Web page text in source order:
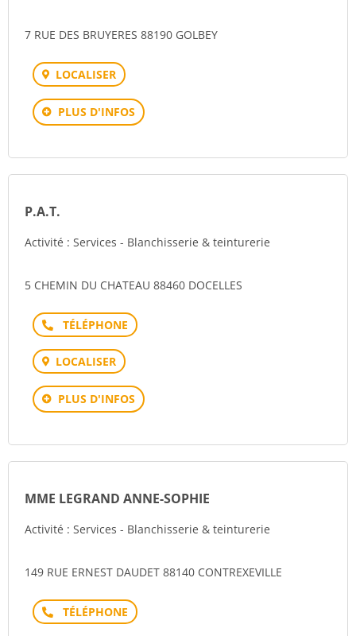
7 RUE DES BRUYERES 88190 GOLBEY
LOCALISER
PLUS D'INFOS
P.A.T.
Activité : Services - Blanchisserie & teinturerie
5 CHEMIN DU CHATEAU 88460 DOCELLES
Téléphone
LOCALISER
PLUS D'INFOS
MME LEGRAND ANNE-SOPHIE
Activité : Services - Blanchisserie & teinturerie
149 RUE ERNEST DAUDET 88140 CONTREXEVILLE
Téléphone